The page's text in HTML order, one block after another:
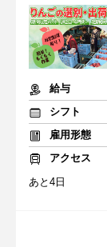
給与
シフト
雇用形態
アクセス
あと4日